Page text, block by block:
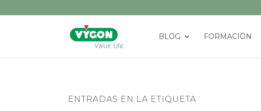
BLOG FORMACIÓN
ENTRADAS EN LA ETIQUETA